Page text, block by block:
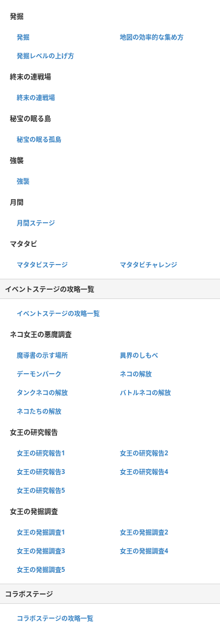
発掘
発掘 地図の効率的な集め方
発掘レベルの上げ方
終末の連戦場
終末の連戦場
秘宝の眠る島
秘宝の眠る孤島
強襲
強襲
月間
月間ステージ
マタタビ
マタタビステージ マタタビチャレンジ
イベントステージの攻略一覧
イベントステージの攻略一覧
ネコ女王の悪魔調査
魔導書の示す場所 異界のしもべ
デーモンパーク ネコの解放
タンクネコの解放 バトルネコの解放
ネコたちの解放
女王の研究報告
女王の研究報告1 女王の研究報告2
女王の研究報告3 女王の研究報告4
女王の研究報告5
女王の発掘調査
女王の発掘調査1 女王の発掘調査2
女王の発掘調査3 女王の発掘調査4
女王の発掘調査5
コラボステージ
コラボステージの攻略一覧